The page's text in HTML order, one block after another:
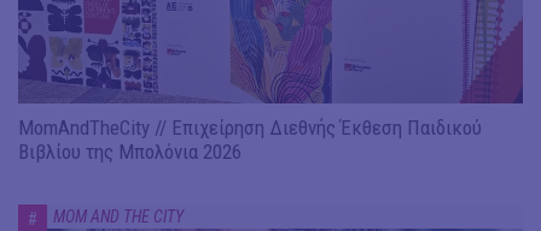
MomAndTheCity // Επιχείρηση Διεθνής Έκθεση Παιδικού
Βιβλίου της Μπολόνια 2026
# MOM AND THE CITY